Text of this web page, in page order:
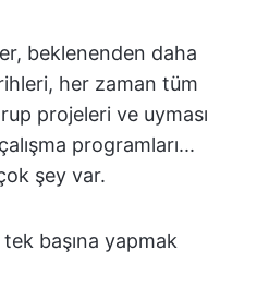
beklenenden daha
her zaman tüm
projeleri ve uyması
programları...
şey var.
başına yapmak